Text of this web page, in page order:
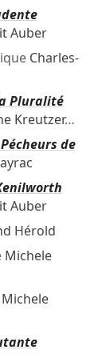
Auber
Charles-
Pluralité
Kreutzer…
de
Auber
Hérold
Michele
Michele